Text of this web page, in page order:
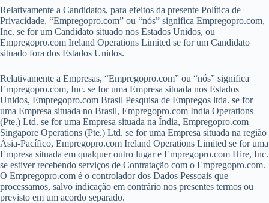
Relativamente a Candidatos, para efeitos da presente Política de
Privacidade, “Empregopro.com” ou “nós” significa Empregopro.com,
Inc. se for um Candidato situado nos Estados Unidos, ou
Empregopro.com Ireland Operations Limited se for um Candidato
situado fora dos Estados Unidos.
Relativamente a Empresas, “Empregopro.com” ou “nós” significa
Empregopro.com, Inc. se for uma Empresa situada nos Estados
Unidos, Empregopro.com Brasil Pesquisa de Empregos ltda. se for
uma Empresa situada no Brasil, Empregopro.com India Operations
(Pte.) Ltd. se for uma Empresa situada na Índia, Empregopro.com
Singapore Operations (Pte.) Ltd. se for uma Empresa situada na região
Ásia-Pacífico, Empregopro.com Ireland Operations Limited se for uma
Empresa situada em qualquer outro lugar e Empregopro.com Hire, Inc.
se estiver recebendo serviços de Contratação com o Empregopro.com.
O Empregopro.com é o controlador dos Dados Pessoais que
processamos, salvo indicação em contrário nos presentes termos ou
previsto em um acordo separado.